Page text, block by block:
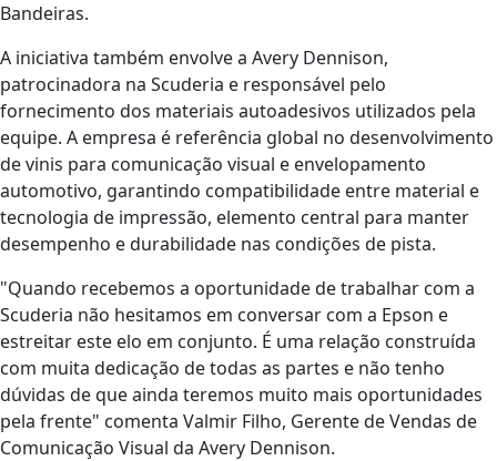
Bandeiras.
A iniciativa também envolve a Avery Dennison,
patrocinadora na Scuderia e responsável pelo
fornecimento dos materiais autoadesivos utilizados pela
equipe. A empresa é referência global no desenvolvimento
de vinis para comunicação visual e envelopamento
automotivo, garantindo compatibilidade entre material e
tecnologia de impressão, elemento central para manter
desempenho e durabilidade nas condições de pista.
"Quando recebemos a oportunidade de trabalhar com a
Scuderia não hesitamos em conversar com a Epson e
estreitar este elo em conjunto. É uma relação construída
com muita dedicação de todas as partes e não tenho
dúvidas de que ainda teremos muito mais oportunidades
pela frente" comenta Valmir Filho, Gerente de Vendas de
Comunicação Visual da Avery Dennison.